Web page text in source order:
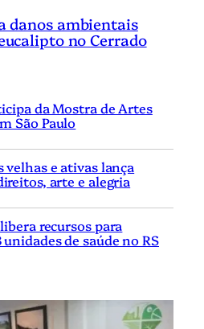
danos ambientais
no Cerrado
da Mostra de Artes
São Paulo
velhas e ativas lança
arte e alegria
recursos para
de saúde no RS